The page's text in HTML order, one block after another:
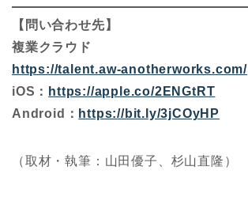
【問い合わせ先】
複業クラウド
https://talent.aw-anotherworks.com/
iOS： https://apple.co/2ENGtRT
Android： https://bit.ly/3jCOyHP
（取材・執筆：山田優子、杉山直隆）